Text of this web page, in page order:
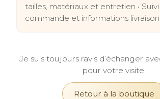
tailles, matériaux et entretien •
commande et informations livraison
Je suis toujours ravis d’échanger
pour votre visite.
Retour à la boutique